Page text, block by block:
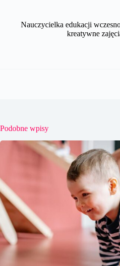
Nauczycielka edukacji
kreatywne
Podobne wpisy